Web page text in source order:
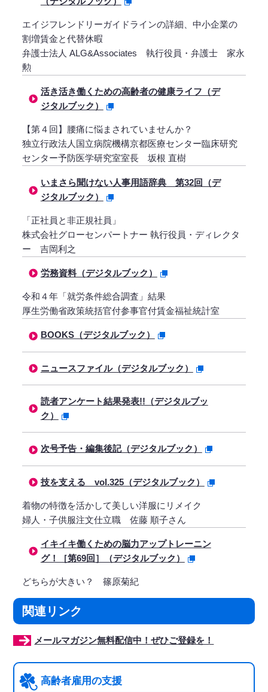
エイジフレンドリーガイドラインの詳細、中小企業の
割増賃金と代替休暇
弁護士法人 ALG&Associates 執行役員・弁護士 家永
勲
活き活き働くための高齢者の健康ライフ（デ
ジタルブック）
【第４回】腰痛に悩まされていませんか？
独立行政法人国立病院機構京都医療センター臨床研究
センター予防医学研究室室長 坂根 直樹
いまさら聞けない人事用語辞典 第32回（デ
ジタルブック）
「正社員と非正規社員」
株式会社グローセンパートナー 執行役員・ディレクタ
ー 吉岡利之
労務資料（デジタルブック）
令和４年「就労条件総合調査」結果
厚生労働省政策統括官付参事官付賃金福祉統計室
BOOKS（デジタルブック）
ニュースファイル（デジタルブック）
読者アンケート結果発表!!（デジタルブッ
ク）
次号予告・編集後記（デジタルブック）
技を支える vol.325（デジタルブック）
着物の特徴を活かして美しい洋服にリメイク
婦人・子供服注文仕立職 佐藤 順子さん
イキイキ働くための脳力アップトレーニン
グ！［第69回］（デジタルブック）
どちらが大きい？ 篠原菊紀
関連リンク
メールマガジン無料配信中！ぜひご登録を！
高齢者雇用の支援